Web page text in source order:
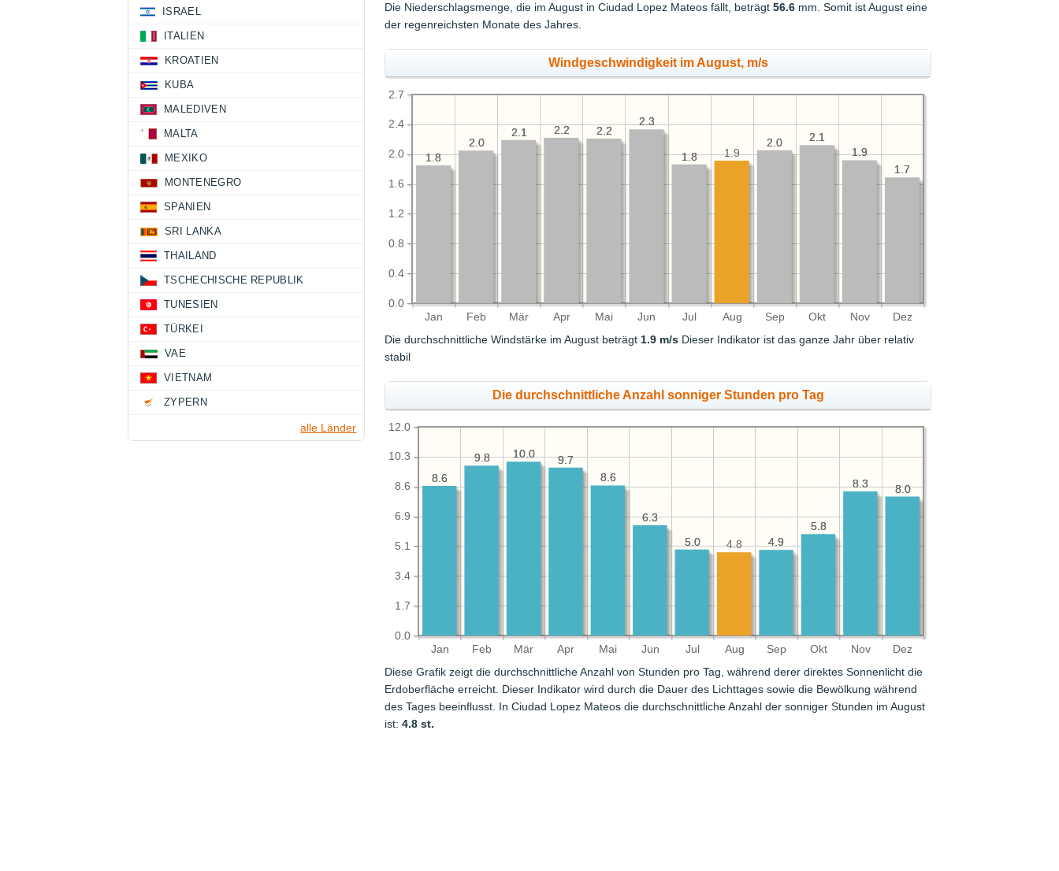
Die Niederschlagsmenge, die im August in Ciudad Lopez Mateos fällt, beträgt56.6 mm. Somit ist August eine
der regenreichsten Monate des Jahres.
Windgeschwindigkeit im August, m/s
Jan Feb Mär Apr Mai Jun Jul Aug Sep Okt Nov Dez
0.0
0.4
0.8
1.2
1.6
2.0
2.4
2.7
1.7
1.9
2.1
2.0
1.8
2.3
2.2
2.2
2.1
2.0
1.8
1.7
1.9
2.1
2.0
1.9
1.8
2.3
2.2
2.2
2.1
2.0
1.8
Die durchschnittliche Windstärke im August beträgt 1.9 m/s Dieser Indikator ist das ganze Jahr über relativ
stabil
Die durchschnittliche Anzahl sonniger Stunden pro Tag
Jan Feb Mär Apr Mai Jun Jul Aug Sep Okt Nov Dez
0.0
1.7
3.4
5.1
6.9
8.6
10.3
12.0
8.0
8.3
5.8
4.9
5.0
6.3
8.6
9.7
10.0
9.8
8.6
8.0
8.3
5.8
4.9
4.8
5.0
6.3
8.6
9.7
10.0
9.8
8.6
Diese Grafik zeigt die durchschnittliche Anzahl von Stunden pro Tag, während derer direktes Sonnenlicht die
Erdoberfläche erreicht. Dieser Indikator wird durch die Dauer des Lichttages sowie die Bewölkung während
des Tages beeinflusst. In Ciudad Lopez Mateos die durchschnittliche Anzahl der sonniger Stunden im August
ist:4.8 st.
ISRAEL
ITALIEN
KROATIEN
KUBA
MALEDIVEN
MALTA
MEXIKO
MONTENEGRO
SPANIEN
SRI LANKA
THAILAND
TSCHECHISCHE REPUBLIK
TUNESIEN
TÜRKEI
VAE
VIETNAM
ZYPERN
alle Länder